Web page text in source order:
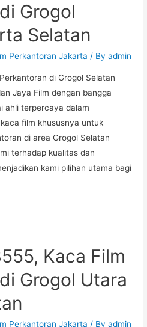
Grogol
Selatan
Perkantoran Jakarta / Byadmin
di Grogol Selatan
Jaya Film dengan bangga
ahli terpercaya dalam
film khususnya untuk
di area Grogol Selatan
terhadap kualitas dan
kami pilihan utama bagi
Kaca Film
Grogol Utara
Perkantoran Jakarta / Byadmin